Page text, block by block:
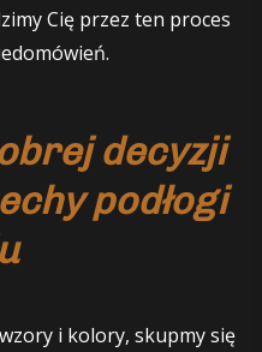
Cię przez ten proces
decyzji
podłogi
i kolory, skupmy się